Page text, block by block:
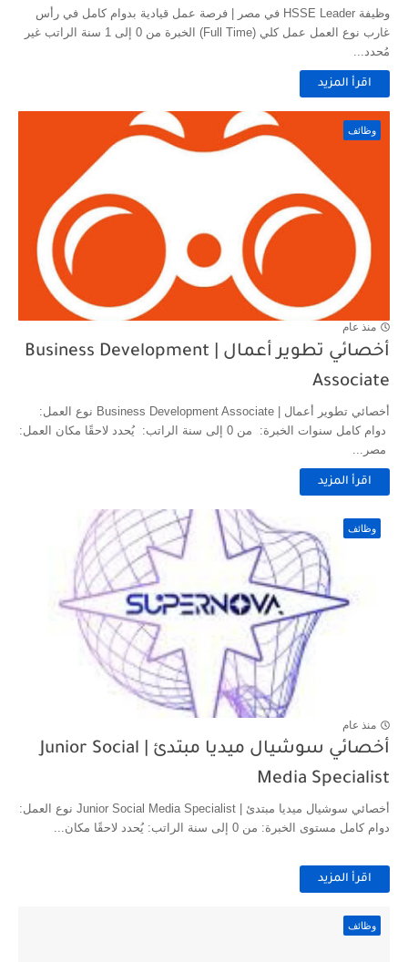
وظيفة HSSE Leader في مصر | فرصة عمل قيادية بدوام كامل في رأس
غارب نوع العمل عمل كلي (Full Time) الخبرة من 0 إلى 1 سنة الراتب غير
مُحدد...
اقرأ المزيد
وظائف
منذ عام
أخصائي تطوير أعمال | Business Development
Associate
أخصائي تطوير أعمال | Business Development Associate نوع العمل:
دوام كامل سنوات الخبرة: من 0 إلى سنة الراتب: يُحدد لاحقًا مكان العمل:
مصر...
اقرأ المزيد
وظائف
منذ عام
أخصائي سوشيال ميديا مبتدئ | Junior Social
Media Specialist
أخصائي سوشيال ميديا مبتدئ | Junior Social Media Specialist نوع العمل:
دوام كامل مستوى الخبرة: من 0 إلى سنة الراتب: يُحدد لاحقًا مكان...
اقرأ المزيد
وظائف